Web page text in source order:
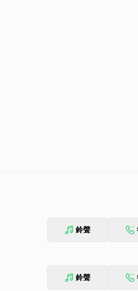
鈴聲
鈴聲